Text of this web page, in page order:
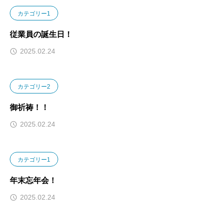
カテゴリー1
従業員の誕生日！
2025.02.24
カテゴリー2
御祈祷！！
2025.02.24
カテゴリー1
年末忘年会！
2025.02.24